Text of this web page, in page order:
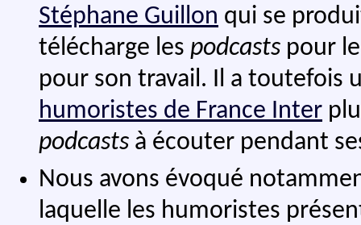
Stéphane Guillon qui se
télécharge les podcasts pour
pour son travail. Il a toutefois
humoristes de France Inter
podcasts à écouter pendant
Nous avons évoqué
laquelle les humoristes